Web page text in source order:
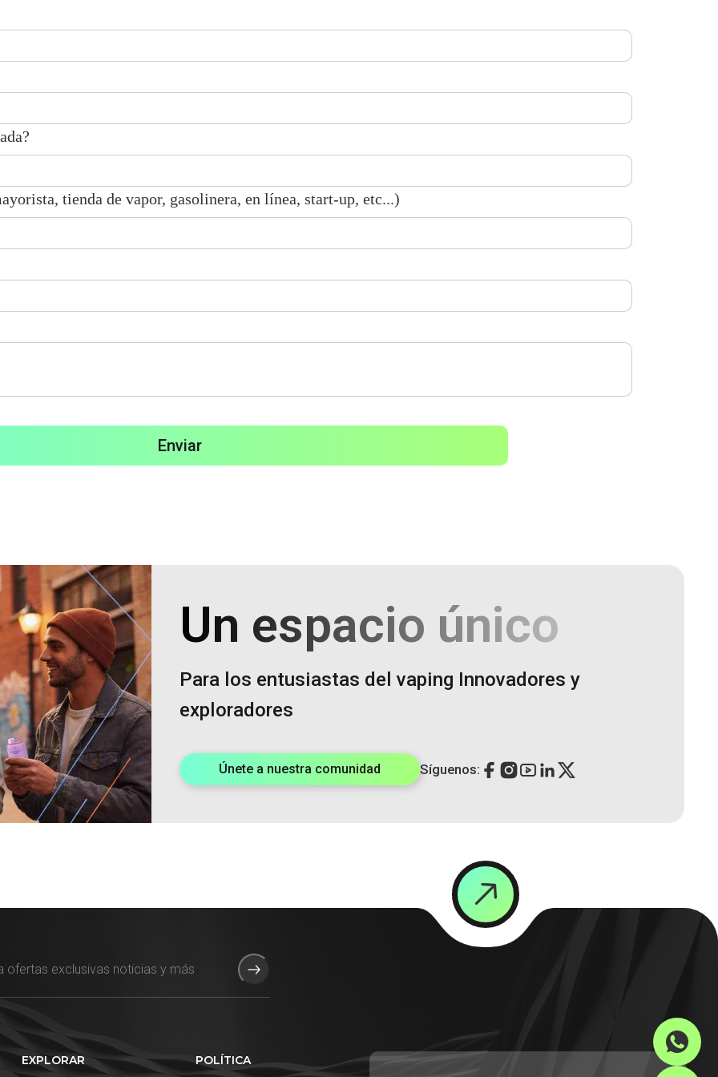
tienda de vapor, gasolinera, en línea, start-up, etc...)
Enviar
Un espacio único
Para los entusiastas del vaping Innovadores y
exploradores
Únete a nuestra comunidad Síguenos:
EXPLORAR POLÍTICA